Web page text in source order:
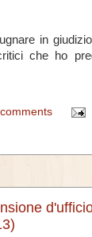
in
che ho